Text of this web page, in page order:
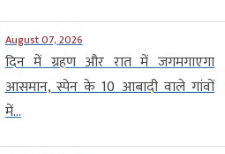
August 07, 2026
दिन में ग्रहण और रात में जगमगाएगा
आसमान, स्पेन के 10 आबादी वाले गांवों
में...